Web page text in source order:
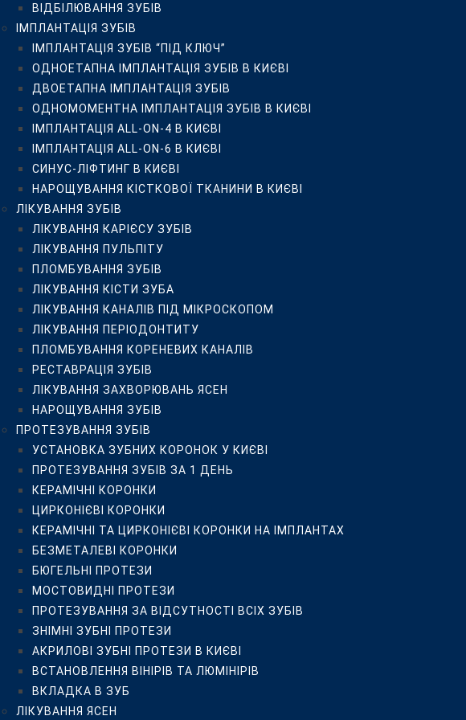
ЛІКУВАННЯ ЗУБІВ
ЛІКУВАННЯ КАРІЄСУ ЗУБІВ
ЛІКУВАННЯ ПУЛЬПІТУ
ПЛОМБУВАННЯ ЗУБІВ
ЛІКУВАННЯ КІСТИ ЗУБА
ЛІКУВАННЯ КАНАЛІВ ПІД МІКРОСКОПОМ
ЛІКУВАННЯ ПЕРІОДОНТИТУ
ПЛОМБУВАННЯ КОРЕНЕВИХ КАНАЛІВ
РЕСТАВРАЦІЯ ЗУБІВ
ЛІКУВАННЯ ЗАХВОРЮВАНЬ ЯСЕН
НАРОЩУВАННЯ ЗУБІВ
ПРОТЕЗУВАННЯ ЗУБІВ
УСТАНОВКА ЗУБНИХ КОРОНОК У КИЄВІ
ПРОТЕЗУВАННЯ ЗУБІВ ЗА 1 ДЕНЬ
КЕРАМІЧНІ КОРОНКИ
ЦИРКОНІЄВІ КОРОНКИ
КЕРАМІЧНІ ТА ЦИРКОНІЄВІ КОРОНКИ НА ІМПЛАНТАХ
БЕЗМЕТАЛЕВІ КОРОНКИ
БЮГЕЛЬНІ ПРОТЕЗИ
МОСТОВИДНІ ПРОТЕЗИ
ПРОТЕЗУВАННЯ ЗА ВІДСУТНОСТІ ВСІХ ЗУБІВ
ЗНІМНІ ЗУБНІ ПРОТЕЗИ
АКРИЛОВІ ЗУБНІ ПРОТЕЗИ В КИЄВІ
ВСТАНОВЛЕННЯ ВІНІРІВ ТА ЛЮМІНІРІВ
ВКЛАДКА В ЗУБ
ЛІКУВАННЯ ЯСЕН
ЛІКУВАННЯ ПАРОДОНТИТУ
ЛІКУВАННЯ ГІНГІВІТУ
ЛІКУВАННЯ ПАРОДОНТОЗУ
ЛІКУВАННЯ ЛАЗЕРОМ
ВЕКТОР-ТЕРАПІЯ ЯСЕН
ХІРУРГІЧНА СТОМАТОЛОГІЯ
ВИДАЛЕННЯ “ЗУБІВ МУДРОСТІ”
ВИДАЛЕННЯ ЗУБІВ
ІМПЛАНТАЦІЯ ЗУБІВ
ХІРУРГІЧНІ ОПЕРАЦІЇ НА ЩЕЛЕПАХ ТА ЯСНАХ
ВІДБІЛЮВАННЯ ЗУБІВ
ІМПЛАНТАЦІЯ ЗУБІВ
ІМПЛАНТАЦІЯ ЗУБІВ “ПІД КЛЮЧ”
ОДНОЕТАПНА ІМПЛАНТАЦІЯ ЗУБІВ В КИЄВІ
ДВОЕТАПНА ІМПЛАНТАЦІЯ ЗУБІВ
ОДНОМОМЕНТНА ІМПЛАНТАЦІЯ ЗУБІВ В КИЄВІ
ІМПЛАНТАЦІЯ ALL-ON-4 В КИЄВІ
ІМПЛАНТАЦІЯ ALL-ON-6 В КИЄВІ
СИНУС-ЛІФТИНГ В КИЄВІ
НАРОЩУВАННЯ КІСТКОВОЇ ТКАНИНИ В КИЄВІ
ЛІКУВАННЯ ЗУБІВ
ЛІКУВАННЯ КАРІЄСУ ЗУБІВ
ЛІКУВАННЯ ПУЛЬПІТУ
ПЛОМБУВАННЯ ЗУБІВ
ЛІКУВАННЯ КІСТИ ЗУБА
ЛІКУВАННЯ КАНАЛІВ ПІД МІКРОСКОПОМ
ЛІКУВАННЯ ПЕРІОДОНТИТУ
ПЛОМБУВАННЯ КОРЕНЕВИХ КАНАЛІВ
РЕСТАВРАЦІЯ ЗУБІВ
ЛІКУВАННЯ ЗАХВОРЮВАНЬ ЯСЕН
НАРОЩУВАННЯ ЗУБІВ
ПРОТЕЗУВАННЯ ЗУБІВ
УСТАНОВКА ЗУБНИХ КОРОНОК У КИЄВІ
ПРОТЕЗУВАННЯ ЗУБІВ ЗА 1 ДЕНЬ
КЕРАМІЧНІ КОРОНКИ
ЦИРКОНІЄВІ КОРОНКИ
КЕРАМІЧНІ ТА ЦИРКОНІЄВІ КОРОНКИ НА ІМПЛАНТАХ
БЕЗМЕТАЛЕВІ КОРОНКИ
БЮГЕЛЬНІ ПРОТЕЗИ
МОСТОВИДНІ ПРОТЕЗИ
ПРОТЕЗУВАННЯ ЗА ВІДСУТНОСТІ ВСІХ ЗУБІВ
ЗНІМНІ ЗУБНІ ПРОТЕЗИ
АКРИЛОВІ ЗУБНІ ПРОТЕЗИ В КИЄВІ
ВСТАНОВЛЕННЯ ВІНІРІВ ТА ЛЮМІНІРІВ
ВКЛАДКА В ЗУБ
ЛІКУВАННЯ ЯСЕН